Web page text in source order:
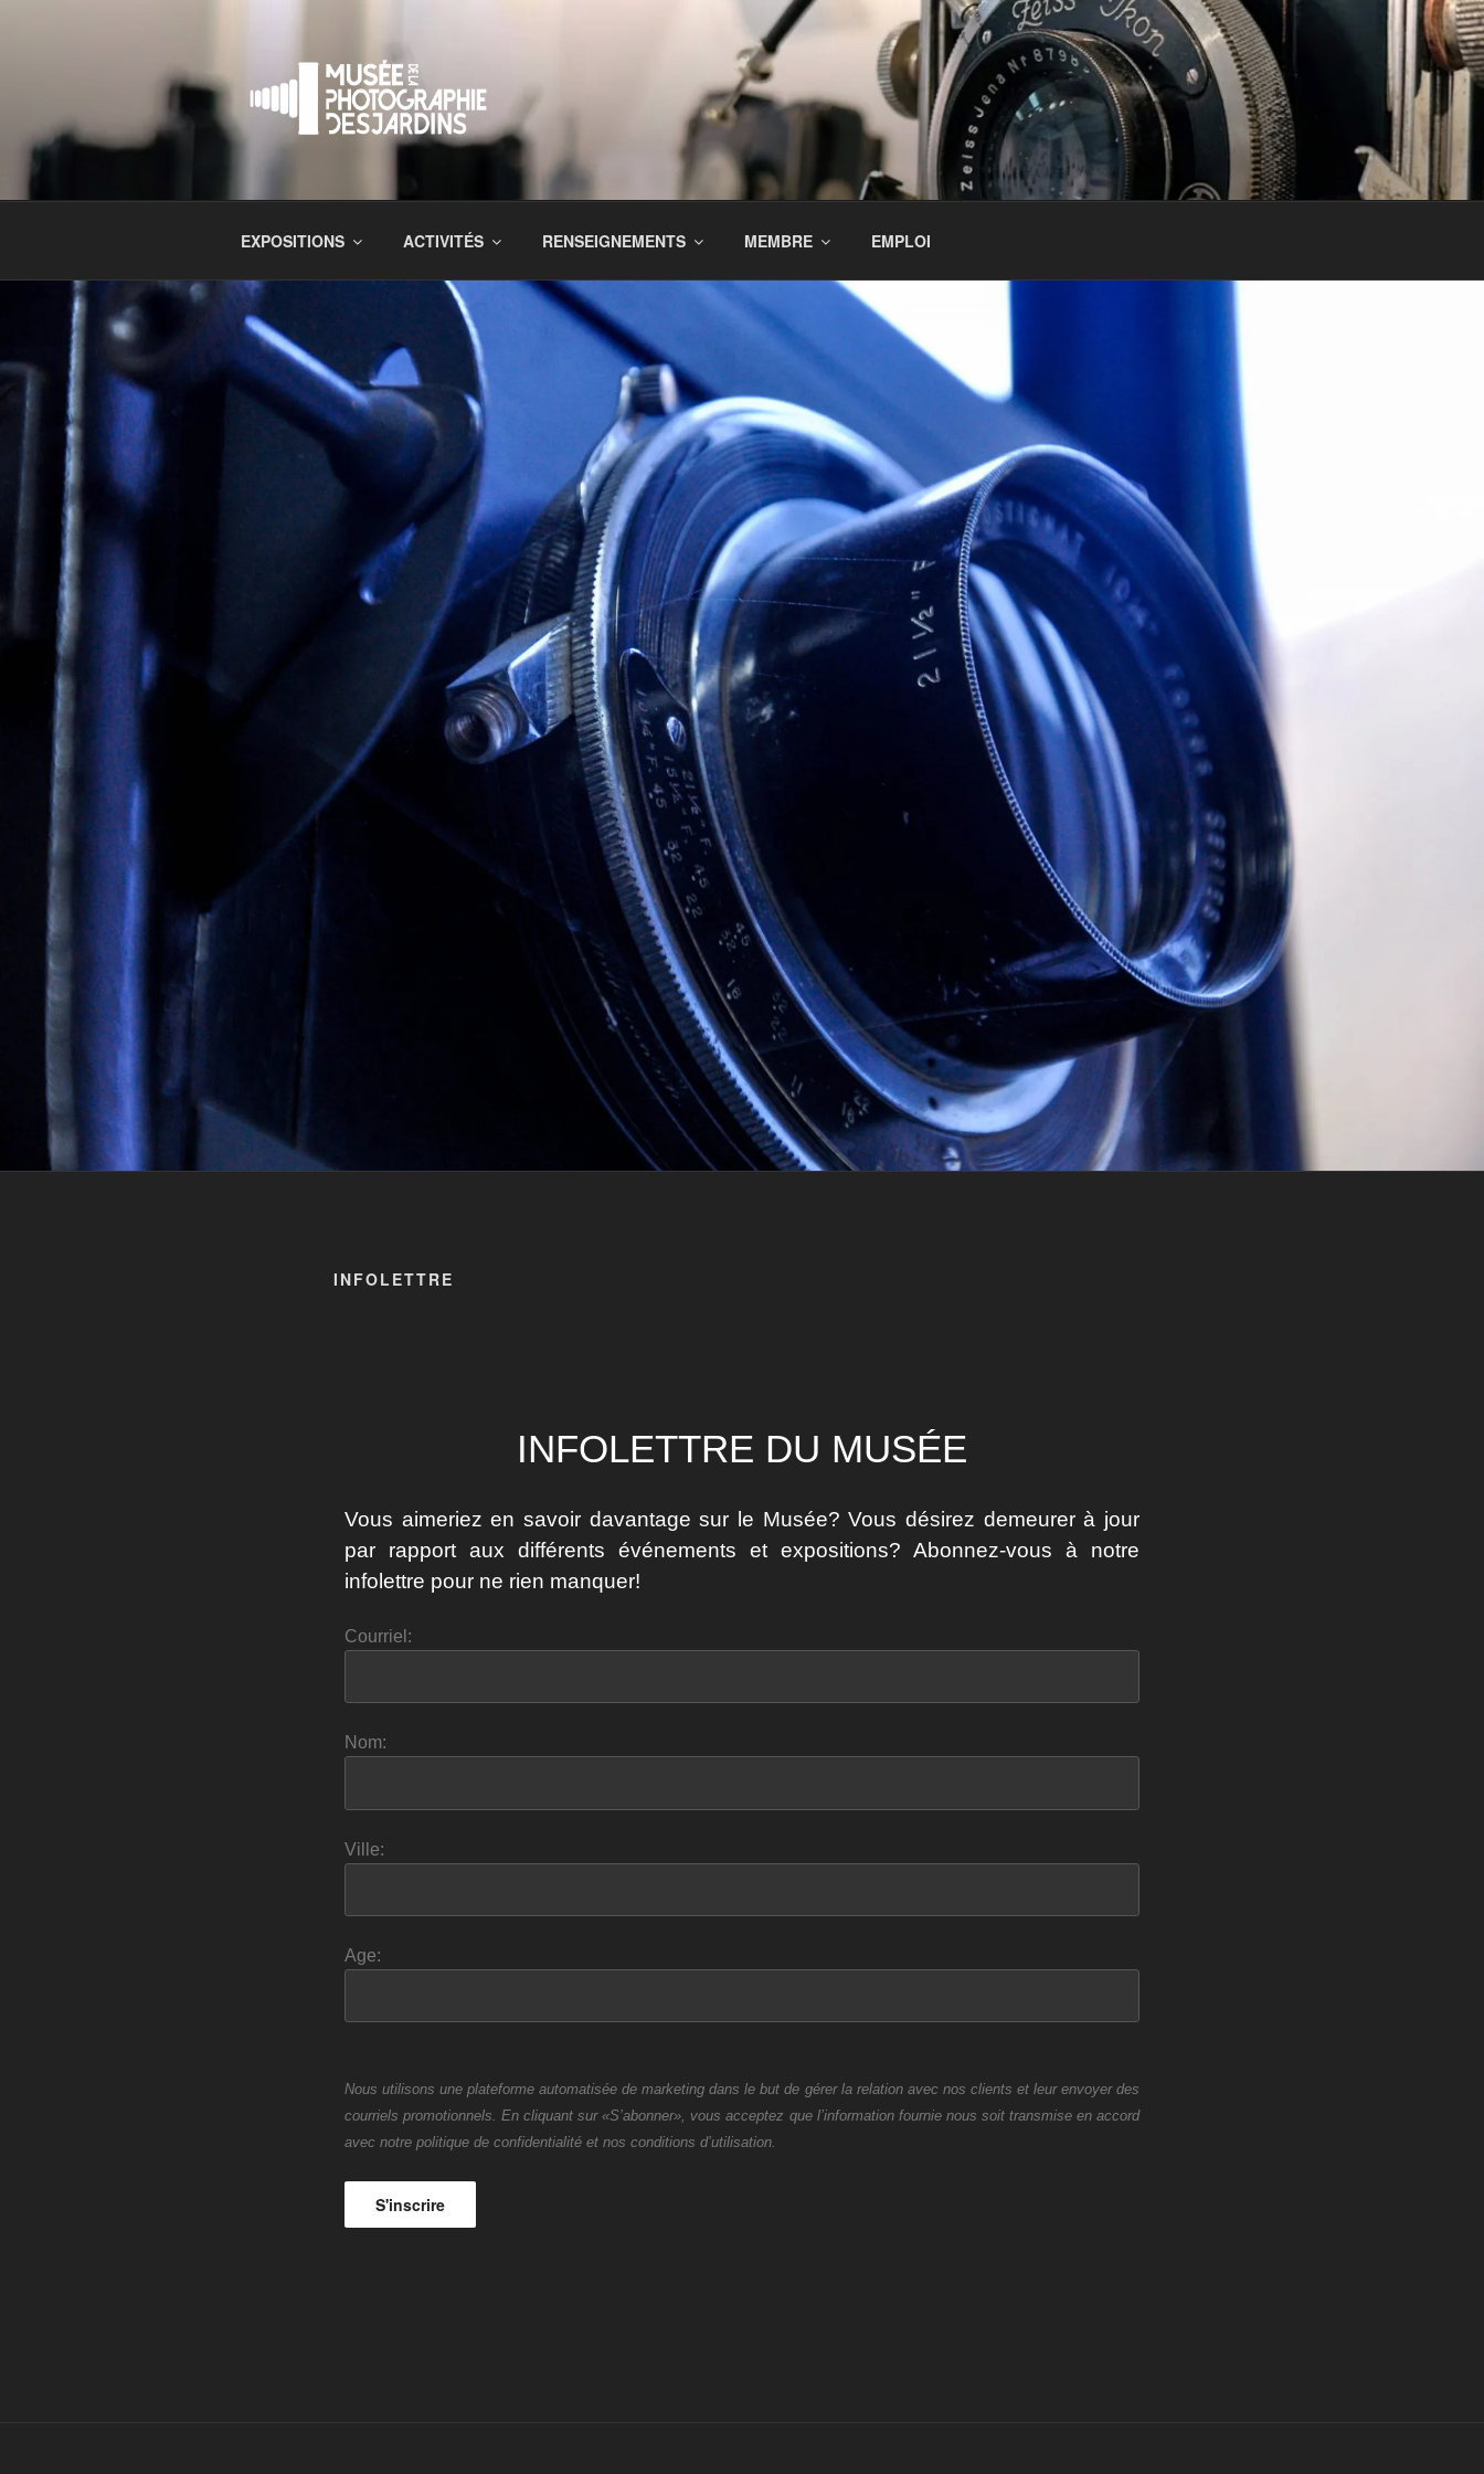
EXPOSITIONS ACTIVITÉS RENSEIGNEMENTS MEMBRE EMPLOI
INFOLETTRE
INFOLETTRE DU MUSÉE
Vous aimeriez en savoir davantage sur le Musée? Vous désirez demeurer à jour
par rapport aux différents événements et expositions? Abonnez-vous à notre
infolettre pour ne rien manquer!
Courriel:
Nom:
Ville:
Age:
Nous utilisons une plateforme automatisée de marketing dans le but de gérer la relation avec nos clients et leur envoyer des
courriels promotionnels. En cliquant sur «S’abonner», vous acceptez que l’information fournie nous soit transmise en accord
avec notre politique de confidentialité et nos conditions d’utilisation.